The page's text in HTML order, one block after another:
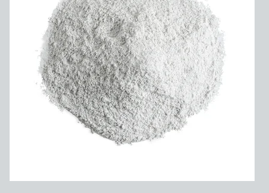
Kontakt